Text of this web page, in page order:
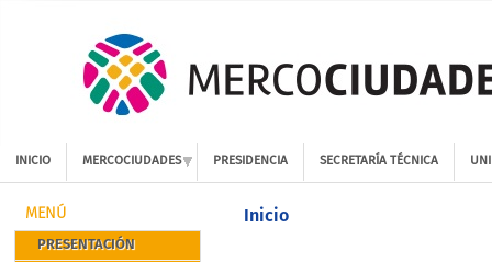
INICIO MERCOCIUDADES PRESIDENCIA SECRETARÍA TÉCNICA
MENÚ
PRESENTACIÓN
Inicio